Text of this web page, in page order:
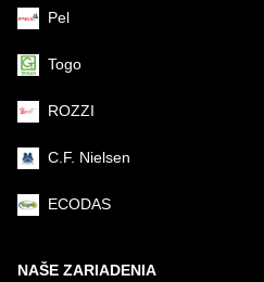
Pel
Togo
ROZZI
C.F. Nielsen
ECODAS
NAŠE ZARIADENIA